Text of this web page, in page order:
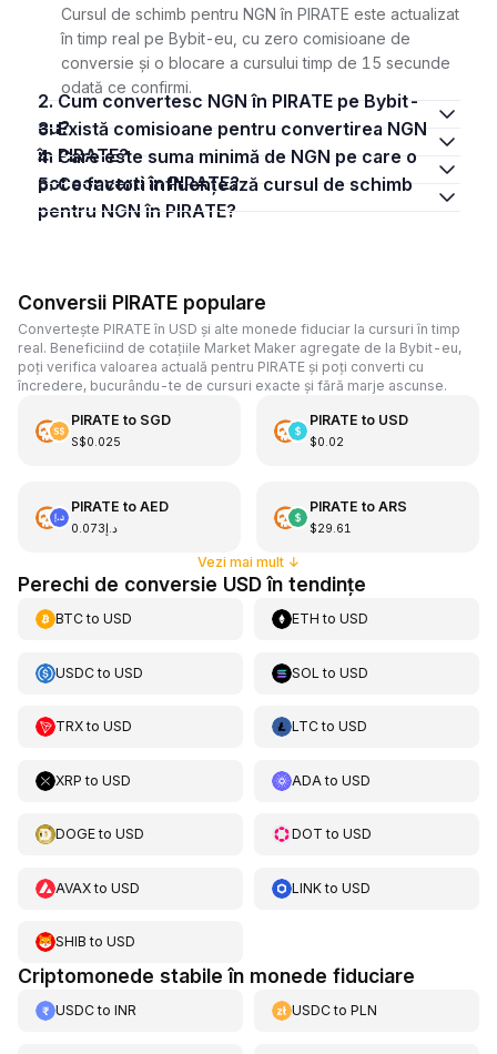
Cursul de schimb pentru NGN în PIRATE este actualizat
în timp real pe Bybit-eu, cu zero comisioane de
conversie și o blocare a cursului timp de 15 secunde
odată ce confirmi.
2. Cum convertesc NGN în PIRATE pe Bybit-
eu?
3. Există comisioane pentru convertirea NGN
în PIRATE?
4. Care este suma minimă de NGN pe care o
pot converti în PIRATE?
5. Ce factori influențează cursul de schimb
pentru NGN în PIRATE?
Conversii PIRATE populare
Convertește PIRATE în USD și alte monede fiduciar la cursuri în timp
real. Beneficiind de cotațiile Market Maker agregate de la Bybit-eu,
poți verifica valoarea actuală pentru PIRATE și poți converti cu
încredere, bucurându-te de cursuri exacte și fără marje ascunse.
PIRATE to SGD
S$0.025
PIRATE to USD
$0.02
PIRATE to AED
د.إ0.073
PIRATE to ARS
$29.61
Vezi mai mult↓
Perechi de conversie USD în tendințe
BTCto USD ETH toUSD
USDCto USD SOL toUSD
TRXto USD LTCtoUSD
XRP to USD ADA toUSD
DOGEto USD DOT toUSD
AVAXto USD LINKtoUSD
SHIB to USD
Criptomonede stabile în monede fiduciare
USDCto INR USDCtoPLN